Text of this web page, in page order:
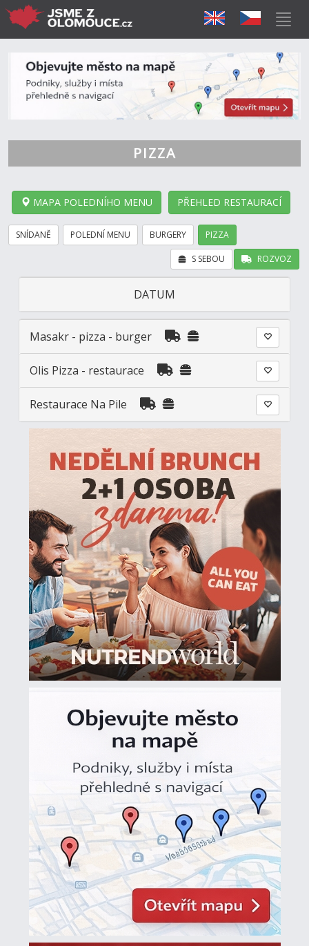
PIZZA
MAPA POLEDNÍHO MENU PŘEHLED RESTAURACÍ
SNÍDANĚ POLEDNÍ MENU BURGERY PIZZA
ROZVOZ
S SEBOU
DATUM
Masakr - pizza - burger
Olis Pizza - restaurace
Restaurace Na Pile